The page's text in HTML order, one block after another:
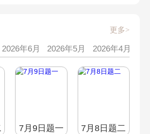
更多>
2026年6月 2026年5月 2026年4月
7月9日题一 7月8日题二